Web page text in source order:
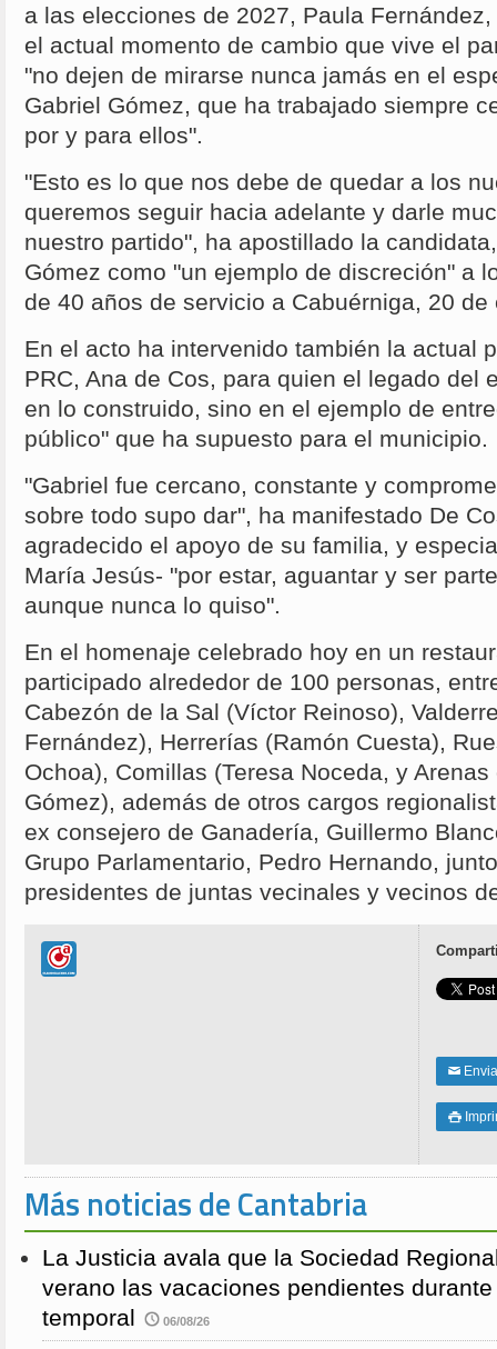
a las elecciones de 2027, Paula
el actual momento de cambio que vive el
"no dejen de mirarse nunca jamás en el
Gabriel Gómez, que ha trabajado siempre
por y para ellos".
"Esto es lo que nos debe de quedar a los
queremos seguir hacia adelante y darle
nuestro partido", ha apostillado la
Gómez como "un ejemplo de discreción" a
de 40 años de servicio a Cabuérniga, 20
En el acto ha intervenido también la actual
PRC, Ana de Cos, para quien el legado del
en lo construido, sino en el ejemplo de
público" que ha supuesto para el municipio.
"Gabriel fue cercano, constante y
sobre todo supo dar", ha manifestado De
agradecido el apoyo de su familia, y
María Jesús- "por estar, aguantar y ser
aunque nunca lo quiso".
En el homenaje celebrado hoy en un
participado alrededor de 100 personas,
Cabezón de la Sal (Víctor Reinoso),
Fernández), Herrerías (Ramón Cuesta),
Ochoa), Comillas (Teresa Noceda, y
Gómez), además de otros cargos
ex consejero de Ganadería, Guillermo
Grupo Parlamentario, Pedro Hernando,
presidentes de juntas vecinales y vecinos
✉

Más noticias de Cantabria
La Justicia avala que la Sociedad
verano las vacaciones pendientes
temporal
06/08/26